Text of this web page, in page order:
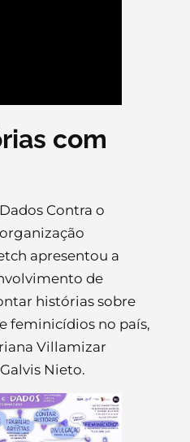
com
Contra o
apresentou a
de
histórias sobre
feminicídios no país,
Villamizar
Nieto.